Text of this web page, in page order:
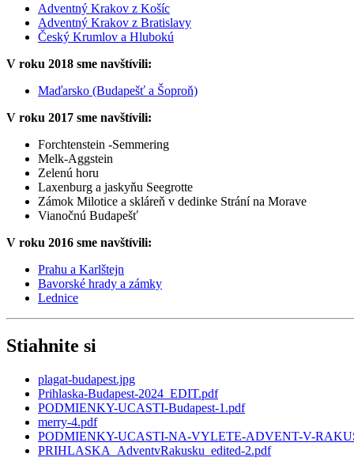
Adventný Krakov z Košíc
Adventný Krakov z Bratislavy
Český Krumlov a Hlubokú
V roku 2018 sme navštívili:
Maďarsko (Budapešť a Šoproň)
V roku 2017 sme navštívili:
Forchtenstein -Semmering
Melk-Aggstein
Zelenú horu
Laxenburg a jaskyňu Seegrotte
Zámok Milotice a skláreň v dedinke Strání na Morave
Vianočnú Budapešť
V roku 2016 sme navštívili:
Prahu a Karlštejn
Bavorské hrady a zámky
Lednice
Stiahnite si
plagat-budapest.jpg
Prihlaska-Budapest-2024_EDIT.pdf
PODMIENKY-UCASTI-Budapest-1.pdf
merry-4.pdf
PODMIENKY-UCASTI-NA-VYLETE-ADVENT-V-
PRIHLASKA_AdventvRakusku_edited-2.pdf